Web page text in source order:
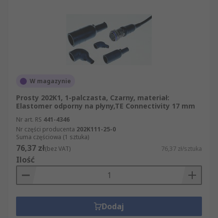
W magazynie
Prosty 202K1, 1-palczasta, Czarny, materiał:
Elastomer odporny na płyny,TE Connectivity 17 mm
Nr art. RS 441-4346
Nr części producenta 202K111-25-0
Suma częściowa (1 sztuka)
76,37 zł(bez VAT) 76,37 zł/sztuka
Ilość
Dodaj